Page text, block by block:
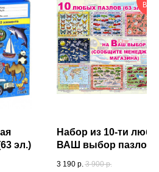
эл.)
Набор из 10-ти
ВАШ выбор пазлов
3 190 р. 3 900 р.